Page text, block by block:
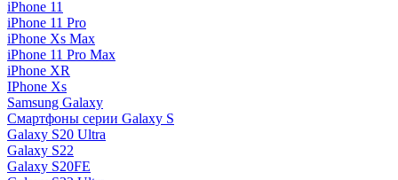
iPhone 11
iPhone 11 Pro
iPhone Xs Max
iPhone 11 Pro Max
iPhone XR
IPhone Xs
Samsung Galaxy
Смартфоны серии Galaxy S
Galaxy S20 Ultra
Galaxy S22
Galaxy S20FE